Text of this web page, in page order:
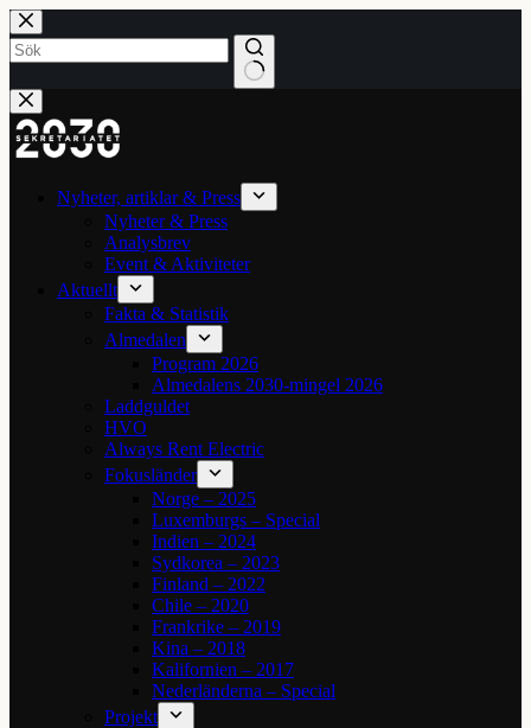
Hoppa
till
innehåll
Inga
resultat
Nyheter, artiklar & Press
Nyheter & Press
Analysbrev
Event & Aktiviteter
Aktuellt
Fakta & Statistik
Almedalen
Program 2026
Almedalens 2030-mingel 2026
Laddguldet
HVO
Always Rent Electric
Fokusländer
Norge – 2025
Luxemburgs – Special
Indien – 2024
Sydkorea – 2023
Finland – 2022
Chile – 2020
Frankrike – 2019
Kina – 2018
Kalifornien – 2017
Nederländerna – Special
Projekt